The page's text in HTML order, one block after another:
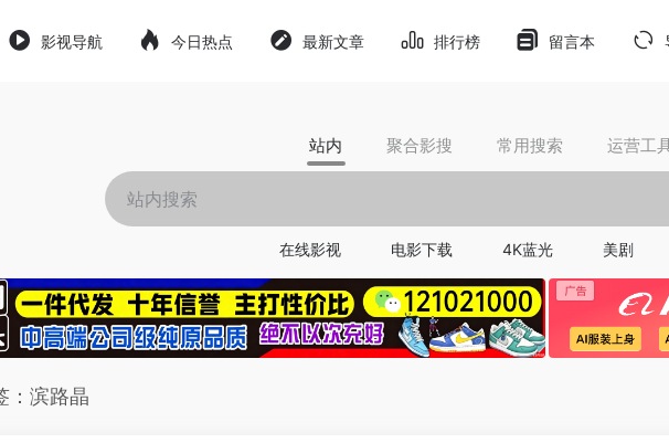
影视导航 今日热点 最新文章 排行榜 留言本
站内 聚合影搜 常用搜索 运营工
在线影视 电影下载 4K蓝光 美剧
：滨路晶